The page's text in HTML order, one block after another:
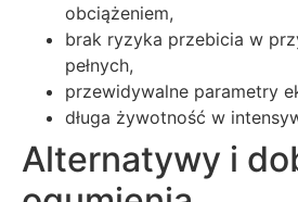
obciążeniem,
brak ryzyka przebicia w
pełnych,
przewidywalne parametry
długa żywotność w
Alternatywy i